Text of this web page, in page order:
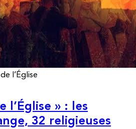
l’Église
l’Église » : les
32 religieuses